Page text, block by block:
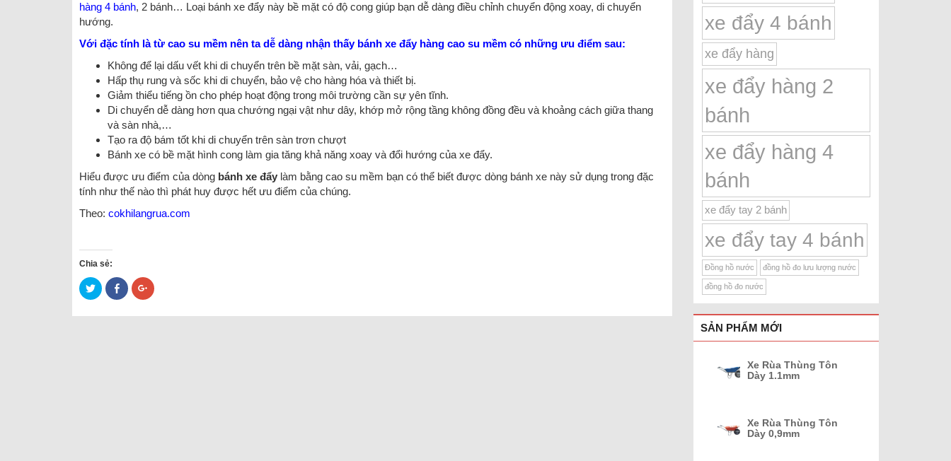
hàng 4 bánh, 2 bánh… Loại bánh xe đẩy này bề mặt có độ cong giúp bạn dễ dàng điều chỉnh chuyển động xoay, di chuyển
hướng.
Với đặc tính là từ cao su mềm nên ta dễ dàng nhận thấy bánh xe đẩy hàng cao su mềm có những ưu điểm sau:
Không để lại dấu vết khi di chuyển trên bề mặt sàn, vải, gạch…
Hấp thụ rung và sốc khi di chuyển, bảo vệ cho hàng hóa và thiết bị.
Giảm thiểu tiếng ồn cho phép hoạt động trong môi trường cần sự yên tĩnh.
Di chuyển dễ dàng hơn qua chướng ngại vật như dây, khớp mở rộng tầng không đồng đều và khoảng cách giữa thang
và sàn nhà,…
Tạo ra độ bám tốt khi di chuyển trên sàn trơn chượt
Bánh xe có bề mặt hình cong làm gia tăng khả năng xoay và đổi hướng của xe đẩy.
Hiểu được ưu điểm của dòng bánh xe đẩy làm bằng cao su mềm bạn có thể biết được dòng bánh xe này sử dụng trong đặc
tính như thế nào thì phát huy được hết ưu điểm của chúng.
Theo: cokhilangrua.com
Chia sẻ:
Bấm
để
Click
to
share
Bấm
để
xe đẩy 4 bánh
xe đẩy hàng
xe đẩy hàng 2
bánh
xe đẩy hàng 4
bánh
xe đẩy tay 2 bánh
xe đẩy tay 4 bánh
Đồng hồ nước đồng hồ đo lưu lượng nước
đồng hồ đo nước
SẢN PHẨM MỚI
Xe Rùa Thùng Tôn
Dày 1.1mm
Xe Rùa Thùng Tôn
Dày 0,9mm